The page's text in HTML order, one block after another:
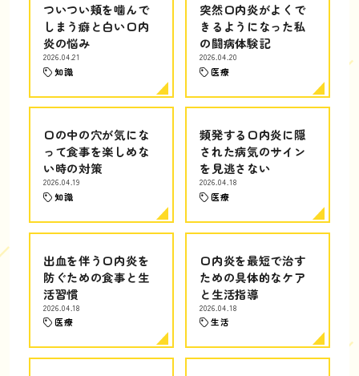
ついつい頬を噛んで
しまう癖と白い口内
炎の悩み
2026.04.21
知識
突然口内炎がよくで
きるようになった私
の闘病体験記
2026.04.20
医療
口の中の穴が気にな
って食事を楽しめな
い時の対策
2026.04.19
知識
頻発する口内炎に隠
された病気のサイン
を見逃さない
2026.04.18
医療
出血を伴う口内炎を
防ぐための食事と生
活習慣
2026.04.18
医療
口内炎を最短で治す
ための具体的なケア
と生活指導
2026.04.18
生活